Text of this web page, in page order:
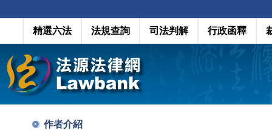
精選六法 法規查詢 司法判解 行政函釋
作者介紹